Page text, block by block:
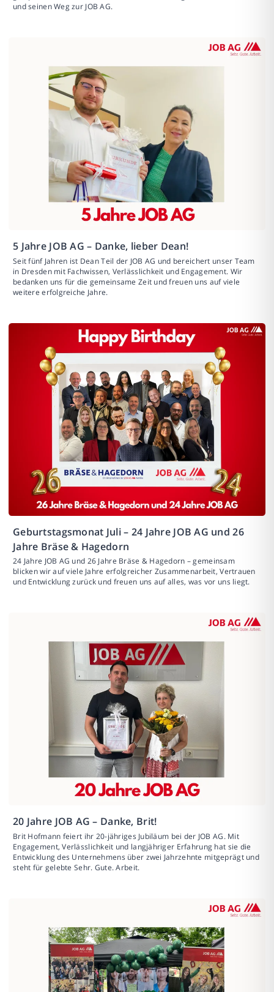
und seinen Weg zur JOB AG.
5 Jahre JOB AG – Danke, lieber Dean!
Seit fünf Jahren ist Dean Teil der JOB AG und bereichert unser Team
in Dresden mit Fachwissen, Verlässlichkeit und Engagement. Wir
bedanken uns für die gemeinsame Zeit und freuen uns auf viele
weitere erfolgreiche Jahre.
Geburtstagsmonat Juli – 24 Jahre JOB AG und 26
Jahre Bräse & Hagedorn
24 Jahre JOB AG und 26 Jahre Bräse & Hagedorn – gemeinsam
blicken wir auf viele Jahre erfolgreicher Zusammenarbeit, Vertrauen
und Entwicklung zurück und freuen uns auf alles, was vor uns liegt.
20 Jahre JOB AG – Danke, Brit!
Brit Hofmann feiert ihr 20-jähriges Jubiläum bei der JOB AG. Mit
Engagement, Verlässlichkeit und langjähriger Erfahrung hat sie die
Entwicklung des Unternehmens über zwei Jahrzehnte mitgeprägt und
steht für gelebte Sehr. Gute. Arbeit.